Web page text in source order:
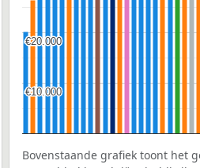
€10.000
€10.000
€20.000
€20.000
Bovenstaande grafiek toont het